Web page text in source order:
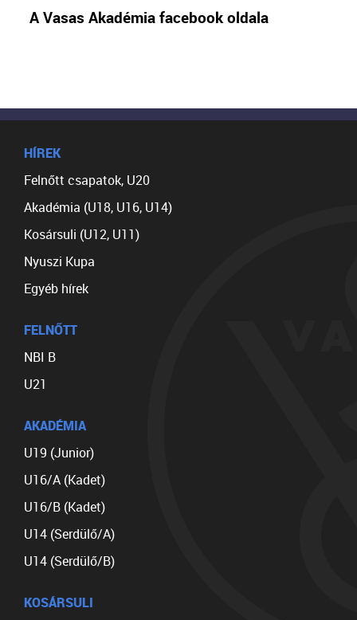
A Vasas Akadémia facebook oldala
HÍREK
Felnőtt csapatok, U20
Akadémia (U18, U16, U14)
Kosársuli (U12, U11)
Nyuszi Kupa
Egyéb hírek
FELNŐTT
NBI B
U21
AKADÉMIA
U19 (Junior)
U16/A (Kadet)
U16/B (Kadet)
U14 (Serdülő/A)
U14 (Serdülő/B)
KOSÁRSULI